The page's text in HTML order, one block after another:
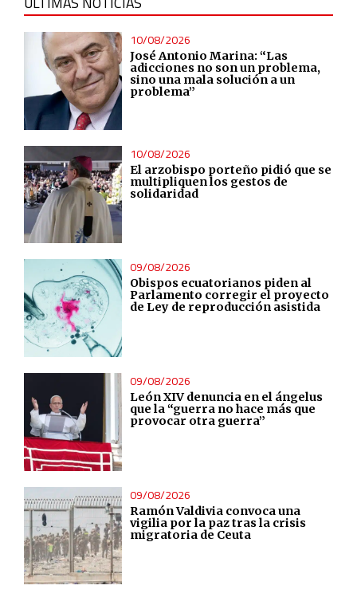
10/08/2026
José Antonio Marina: “Las
adicciones no son un problema,
sino una mala solución a un
problema”
10/08/2026
El arzobispo porteño pidió que se
multipliquen los gestos de
solidaridad
09/08/2026
Obispos ecuatorianos piden al
Parlamento corregir el proyecto
de Ley de reproducción asistida
09/08/2026
León XIV denuncia en el ángelus
que la “guerra no hace más que
provocar otra guerra”
09/08/2026
Ramón Valdivia convoca una
vigilia por la paz tras la crisis
migratoria de Ceuta